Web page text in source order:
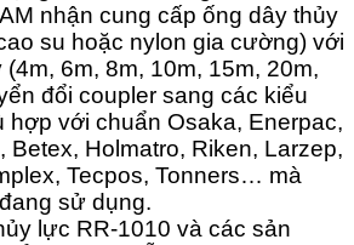
nhận cung cấp ống dây thủy
su hoặc nylon gia cường) với
6m, 8m, 10m, 15m, 20m,
đổi coupler sang các kiểu
hợp với chuẩn Osaka, Enerpac,
Betex, Holmatro, Riken, Larzep,
Tecpos, Tonners… mà
sử dụng.
lực RR-1010 và các sản